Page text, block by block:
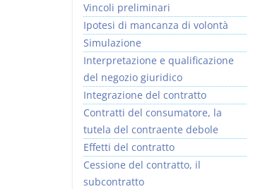
Vincoli preliminari
Ipotesi di mancanza di volontà
Simulazione
Interpretazione e qualificazione
del negozio giuridico
Integrazione del contratto
Contratti del consumatore, la
tutela del contraente debole
Effetti del contratto
Cessione del contratto, il
subcontratto